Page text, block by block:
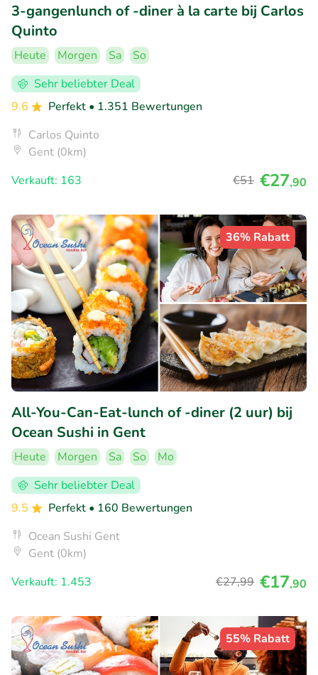
3-gangenlunch of -diner à la carte bij Carlos
Quinto
Heute Morgen Sa
So
Sehr beliebter Deal
9.6
Perfekt • 1.351 Bewertungen
Carlos Quinto
Gent (0km)
Verkauft: 163
€51 €27,90
36% Rabatt
All-You-Can-Eat-lunch of -diner (2 uur) bij
Ocean Sushi in Gent
Heute Morgen Sa So
Mo
Sehr beliebter Deal
9.5
Perfekt • 160 Bewertungen
Ocean Sushi Gent
Gent (0km)
Verkauft: 1.453
€27,99 €17,90
55% Rabatt